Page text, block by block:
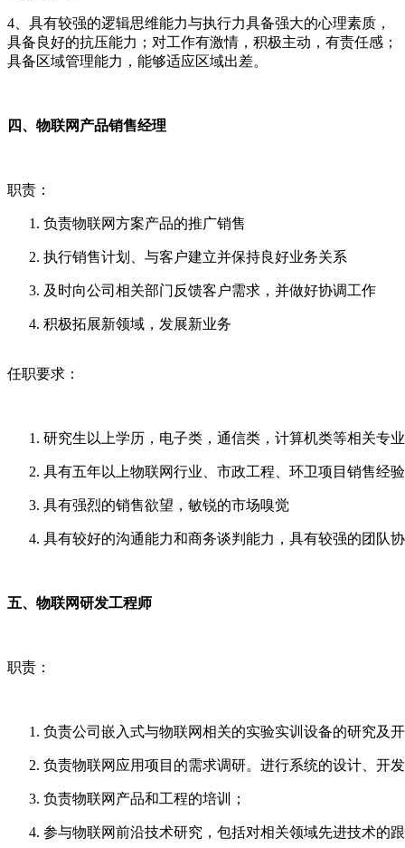
4、具有较强的逻辑思维能力与执行力具备强大的心理素质，
具备良好的抗压能力；对工作有激情，积极主动，有责任感；
具备区域管理能力，能够适应区域出差。
四、物联网产品销售经理
职责：
负责物联网方案产品的推广销售
执行销售计划、与客户建立并保持良好业务关系
及时向公司相关部门反馈客户需求，并做好协调工作
积极拓展新领域，发展新业务
任职要求：
研究生以上学历，电子类，通信类，计算机类等相关专
具有五年以上物联网行业、市政工程、环卫项目销售经
具有强烈的销售欲望，敏锐的市场嗅觉
具有较好的沟通能力和商务谈判能力，具有较强的团队
五、物联网研发工程师
职责：
负责公司嵌入式与物联网相关的实验实训设备的研究及
负责物联网应用项目的需求调研。进行系统的设计、开
负责物联网产品和工程的培训；
参与物联网前沿技术研究，包括对相关领域先进技术的